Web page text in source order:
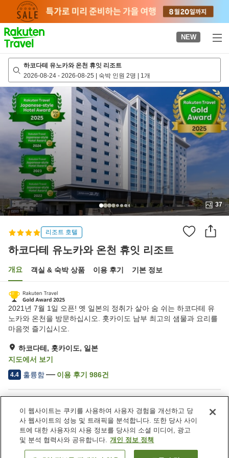
page
NEW
하코다테 유노카와 온천 휴잇 리조트
2026-08-24 - 2026-08-25 | 숙박 인원 2명 | 1개
37
리조트 호텔
하코다테 유노카와 온천 휴잇 리조트
개요 객실 & 숙박 상품 이용 후기 기본 정보
2021년 7월 1일 오픈! 옛 일본의 정취가 살아 숨 쉬는 하코다테 유
노카와 온천을 방문하십시오. 홋카이도 남부 최고의 샘물과 요리를
마음껏 즐기십시오.
하코다테, 홋카이도, 일본
지도에서 보기
4.4 훌륭함 이용 후기 986건
주차장
레스토랑
자동판매기
상점
일본 홋카이도 하코다테
이 웹사이트는 쿠키를 사용하여 사용자 경험을 개선하고 당
사 웹사이트의 성능 및 트래픽을 분석합니다. 또한 당사 사이
트에 대한 사용자의 사용 정보를 당사의 소셜 미디어, 광고
및 분석 협력사와 공유합니다. 개인 정보 정책